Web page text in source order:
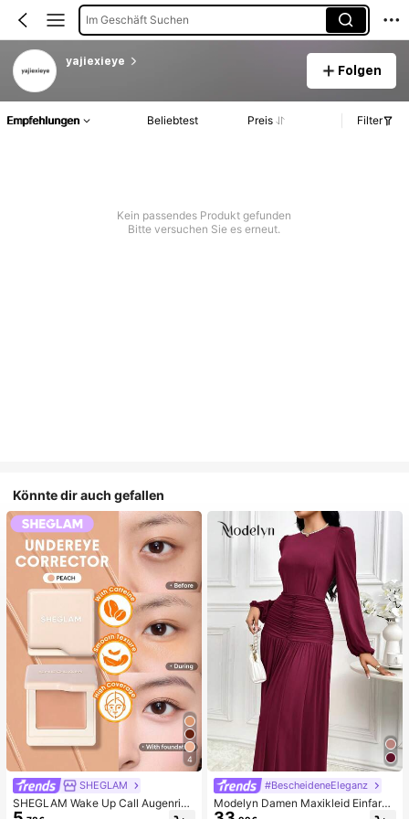
Im Geschäft Suchen
yajiexieye
Folgen
Empfehlungen Beliebtest Preis Filter
Kein passendes Produkt gefunden
Bitte versuchen Sie es erneut.
Könnte dir auch gefallen
4
SHEGLAM
SHEGLAM Wake Up Call Augenring
e Color Corrector-Peach Marken-S
#BescheideneEleganz
Modelyn Damen Maxikleid Einfarbi
g mit rundem Ausschnitt, Laternenä